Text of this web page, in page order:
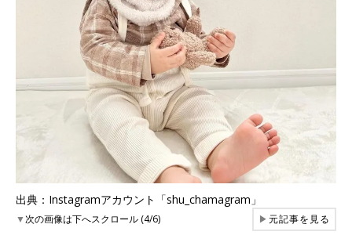
出典：Instagramアカウント「shu_chamagram」
▼次の画像は下へスクロール (4/6) ▶元記事を見る